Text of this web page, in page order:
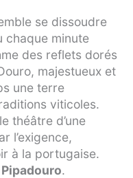
se dissoudre
chaque minute
des reflets dorés
majestueux et
une terre
viticoles.
théâtre d’une
l’exigence,
à la portugaise.
Pipadouro.